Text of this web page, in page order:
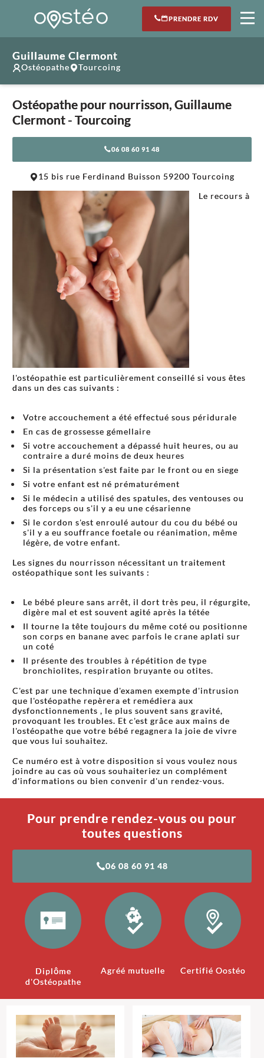
PRENDRE RDV
Guillaume Clermont
Ostéopathe Tourcoing
Ostéopathe pour nourrisson, Guillaume
Clermont - Tourcoing
06 08 60 91 48
+
15 bis rue Ferdinand Buisson 59200 Tourcoing
Le recours à
l'ostéopathie est particulièrement conseillé si vous êtes
dans un des cas suivants :
Votre accouchement a été effectué sous péridurale
En cas de grossesse gémellaire
Si votre accouchement a dépassé huit heures, ou au
contraire a duré moins de deux heures
Si la présentation s'est faite par le front ou en siege
Si votre enfant est né prématurément
Si le médecin a utilisé des spatules, des ventouses ou
des forceps ou s'il y a eu une césarienne
Si le cordon s'est enroulé autour du cou du bébé ou
s'il y a eu souffrance foetale ou réanimation, même
légère, de votre enfant.
Les signes du nourrisson nécessitant un traitement
ostéopathique sont les suivants :
Le bébé pleure sans arrêt, il dort très peu, il régurgite,
digère mal et est souvent agité après la tétée
Il tourne la tête toujours du même coté ou positionne
son corps en banane avec parfois le crane aplati sur
un coté
Il présente des troubles à répétition de type
bronchiolites, respiration bruyante ou otites.
C'est par une technique d'examen exempte d'intrusion
que l'ostéopathe repèrera et remédiera aux
dysfonctionnements , le plus souvent sans gravité,
provoquant les troubles. Et c'est grâce aux mains de
l'ostéopathe que votre bébé regagnera la joie de vivre
que vous lui souhaitez.
Ce numéro est à votre disposition si vous voulez nous
joindre au cas où vous souhaiteriez un complément
d'informations ou bien convenir d'un rendez-vous.
Pour prendre rendez-vous ou pour
toutes questions
06 08 60 91 48
Diplôme
d'Ostéopathe
Agréé mutuelle Certifié Oostéo